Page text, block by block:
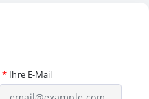
* Ihre E-Mail